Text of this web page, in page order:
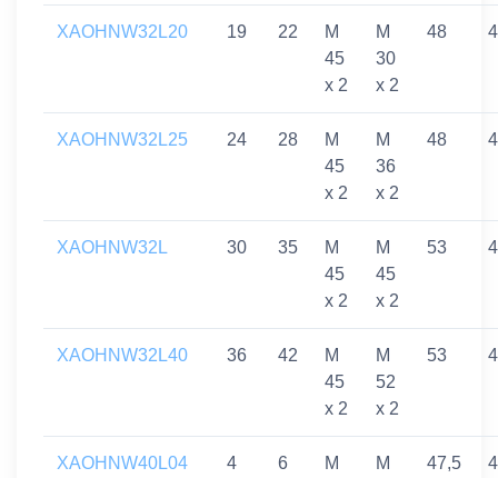
XAOHNW32L20 19 22
M
45
x 2
M
30
x 2
48
XAOHNW32L25 24 28
M
45
x 2
M
36
x 2
48
XAOHNW32L 30 35
M
45
x 2
M
45
x 2
53
XAOHNW32L40 36 42
M
45
x 2
M
52
x 2
53
XAOHNW40L04 4 6
M
M
47,5